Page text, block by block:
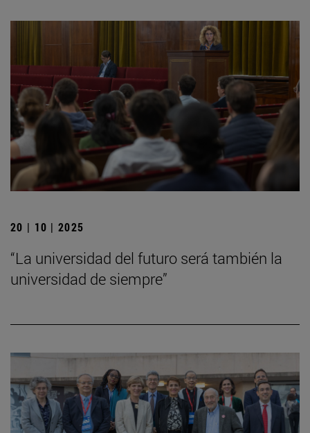
20 | 10 | 2025
“La universidad del futuro será también la
universidad de siempre”